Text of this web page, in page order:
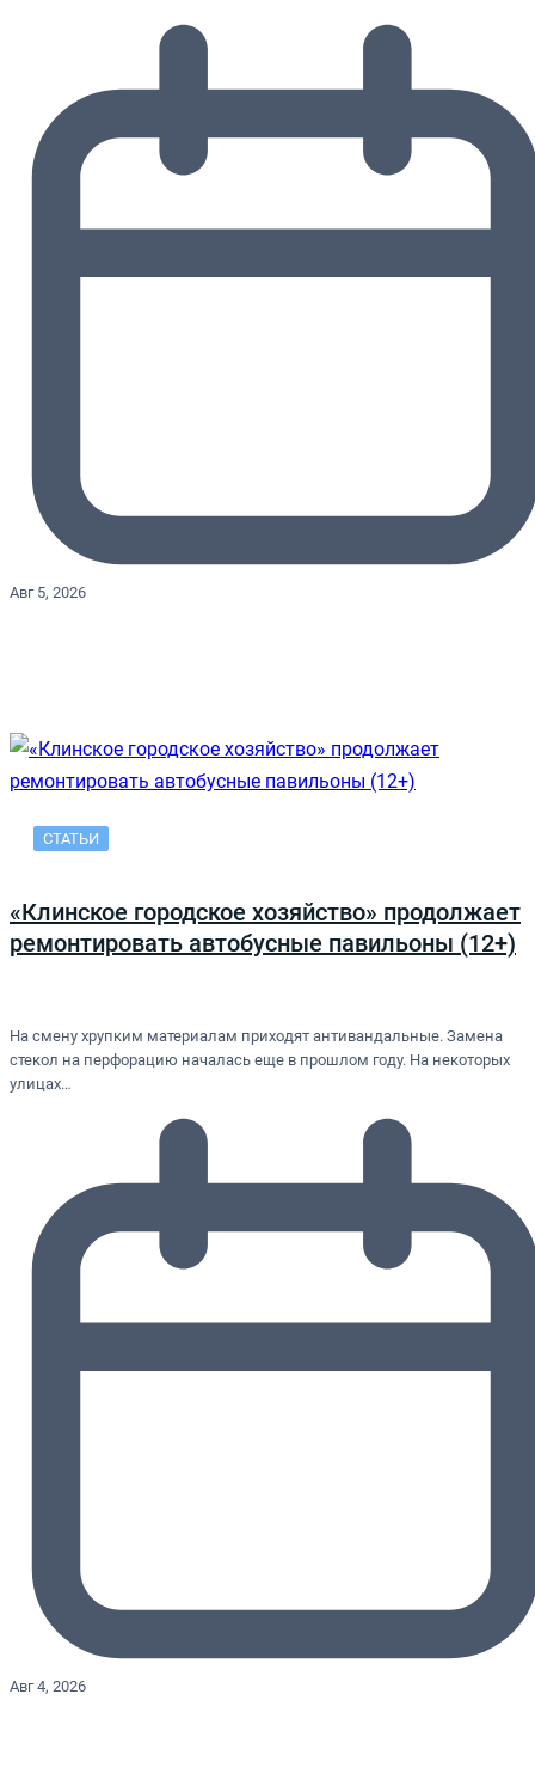
Авг 5, 2026
СТАТЬИ
«Клинское городское хозяйство» продолжает
ремонтировать автобусные павильоны (12+)
На смену хрупким материалам приходят антивандальные. Замена
стекол на перфорацию началась еще в прошлом году. На некоторых
улицах…
Авг 4, 2026